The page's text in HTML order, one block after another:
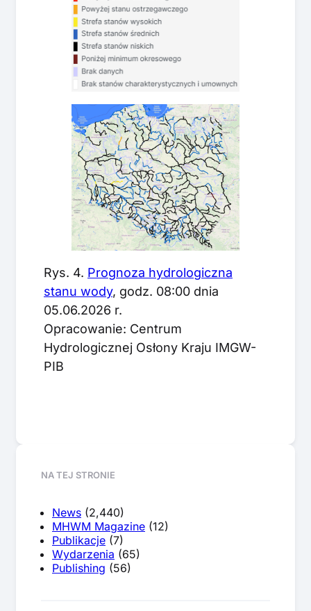
Rys. 4. Prognoza hydrologiczna
stanu wody, godz. 08:00 dnia
05.06.2026 r.
Opracowanie: Centrum
Hydrologicznej Osłony Kraju IMGW-
PIB
NA TEJ STRONIE
News (2,440)
MHWM Magazine (12)
Publikacje (7)
Wydarzenia (65)
Publishing (56)